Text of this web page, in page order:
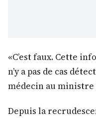
«C’est faux. Cette
n’y a pas de cas
médecin au ministre
Depuis la